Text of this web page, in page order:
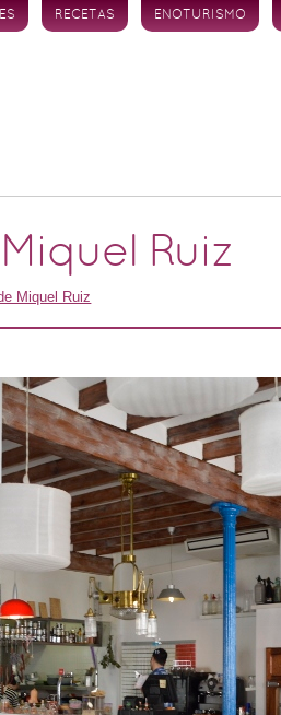
RECETAS ENOTURISMO
Ruiz
Miquel Ruiz